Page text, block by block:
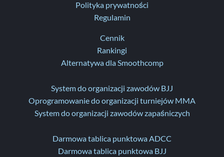
Polityka prywatności
Regulamin
Cennik
Rankingi
Alternatywa dla Smoothcomp
System do organizacji zawodów BJJ
Oprogramowanie do organizacji turniejów MMA
System do organizacji zawodów zapaśniczych
Darmowa tablica punktowa ADCC
Darmowa tablica punktowa BJJ